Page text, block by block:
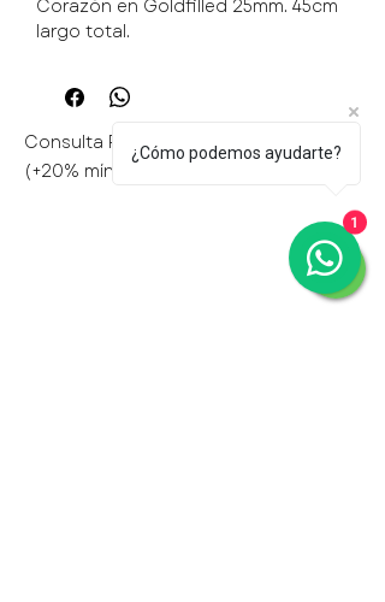
Corazón en Goldfilled 25mm. 45cm
largo total.
Consulta Personalización disponible
(+20% mínimo)
¿Cómo podemos ayudarte?
1